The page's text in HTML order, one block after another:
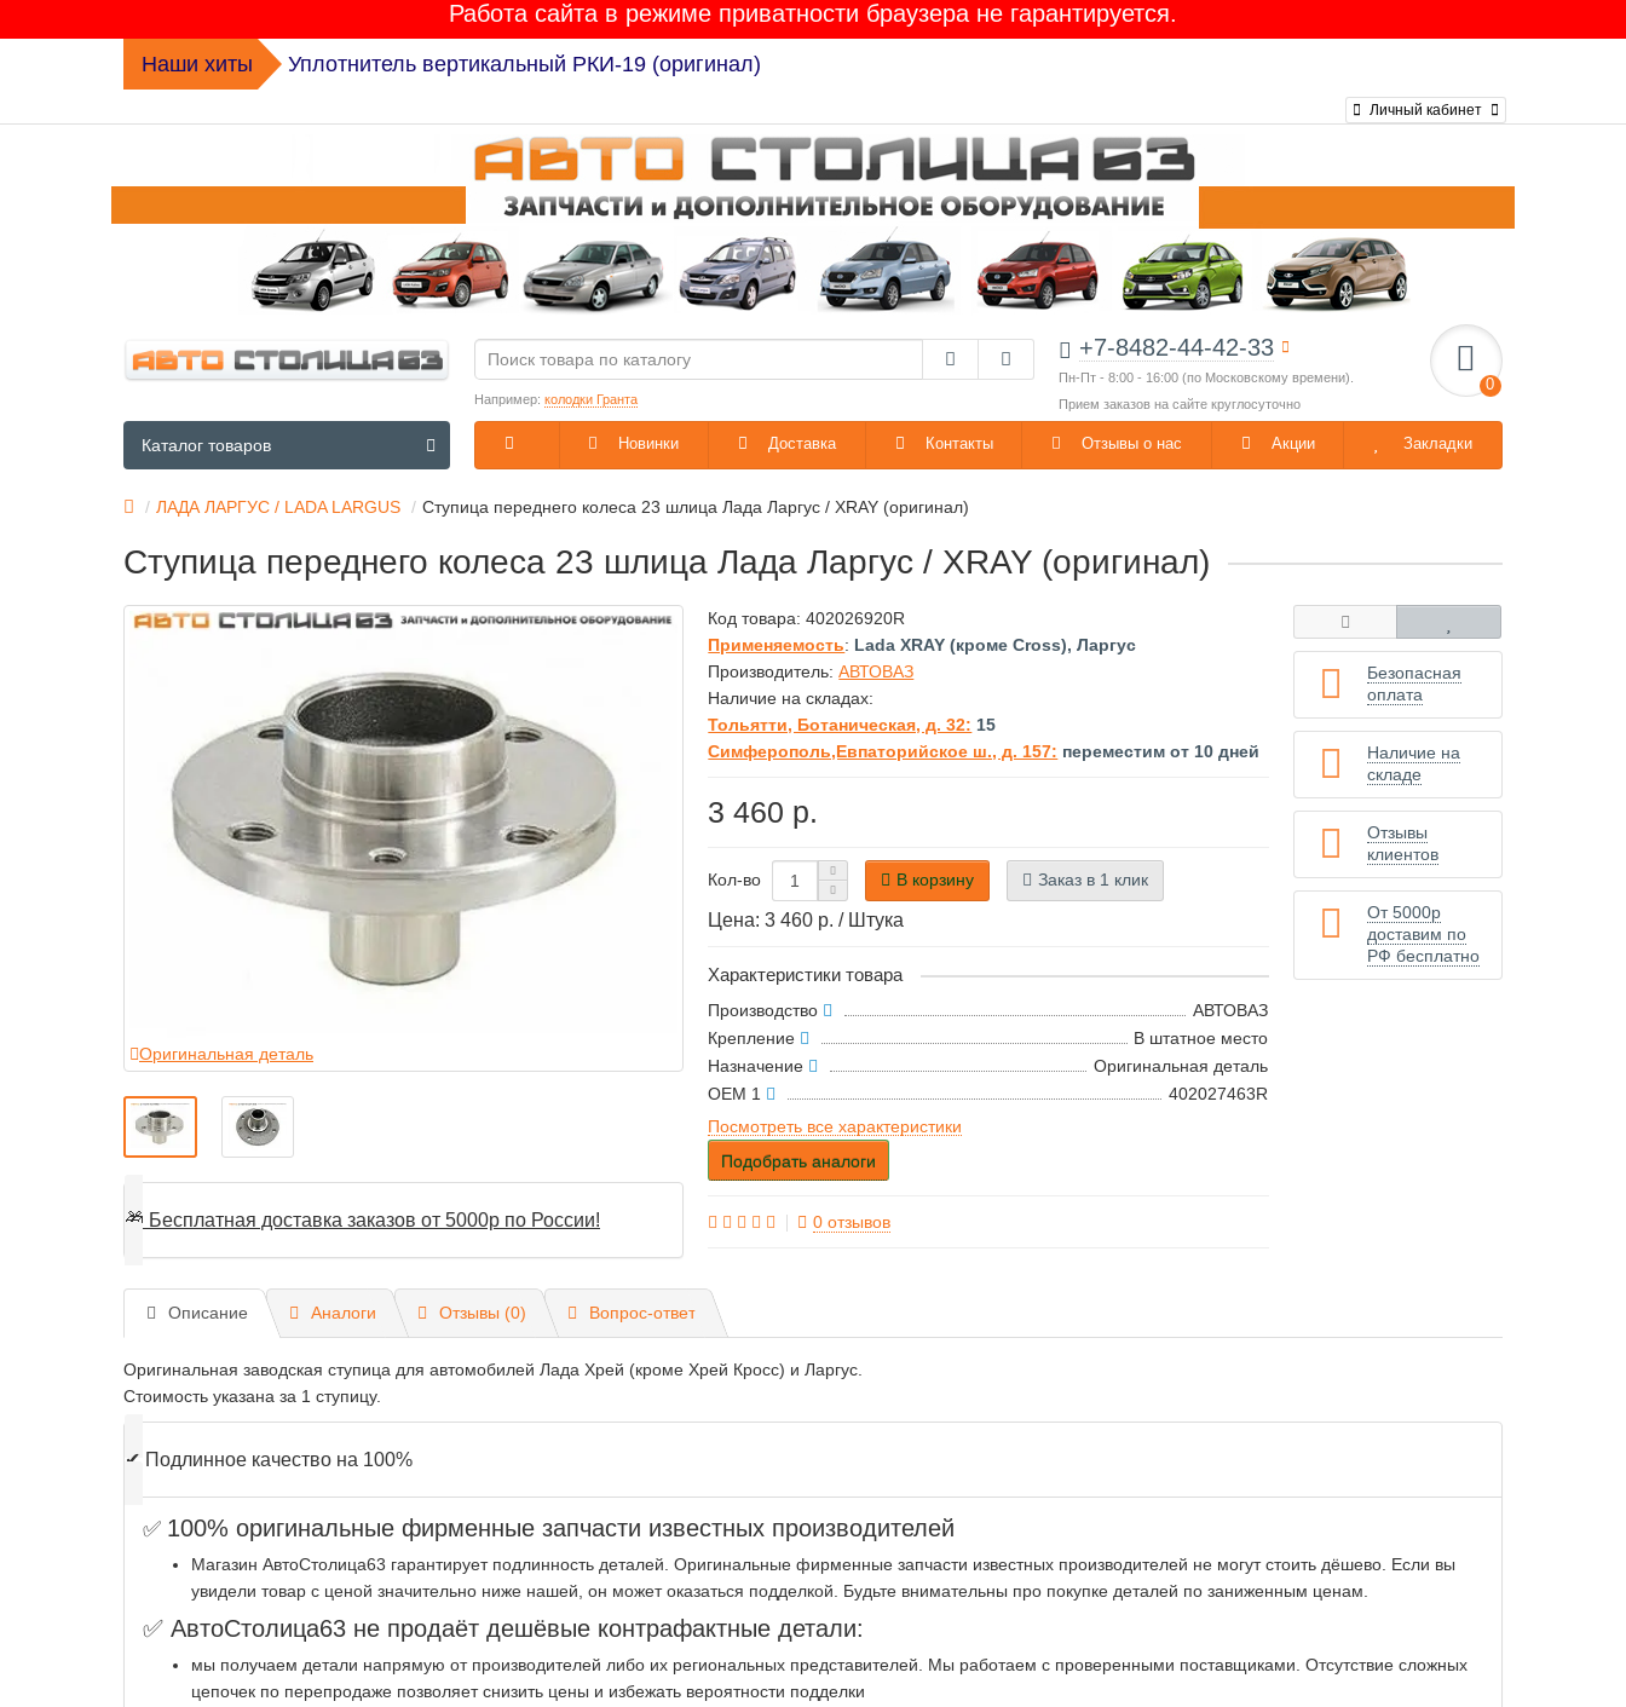
Работа сайта в режиме приватности браузера не гарантируется.
Наши хиты Уплотнитель вертикальный РКИ-19 (оригинал)
Личный кабинет
+7-8482-44-42-33
Пн-Пт - 8:00 - 16:00 (по Московскому времени).
Прием заказов на сайте круглосуточно
0
Например: колодки Гранта
Новинки Доставка Контакты Отзывы о нас Акции Закладки
Каталог товаров
ЛАДА ЛАРГУС / LADA LARGUS Ступица переднего колеса 23 шлица Лада Ларгус / XRAY (оригинал)
Ступица переднего колеса 23 шлица Лада Ларгус / XRAY (оригинал)
Оригинальная деталь
🎁 Бесплатная доставка заказов от 5000р по России!
Код товара:402026920R
Применяемость: Lada XRAY (кроме Cross), Ларгус
Производитель:АВТОВАЗ
Наличие на складах:
Тольятти, Ботаническая, д. 32: 15
Симферополь,Евпаторийское ш., д. 157: переместим от 10 дней
3 460 р.
Кол-во В корзину Заказ в 1 клик
Цена: 3 460 р. / Штука
Характеристики товара
Производство
АВТОВАЗ
Крепление
В штатное место
Назначение
Оригинальная деталь
OEM 1
402027463R
Посмотреть все характеристики
Подобрать аналоги
0 отзывов
Безопасная
оплата
Наличие на
складе
Отзывы
клиентов
От 5000р
доставим по
РФ бесплатно
Описание Аналоги Отзывы (0) Вопрос-ответ
Оригинальная заводская ступица для автомобилей Лада Хрей (кроме Хрей Кросс) и Ларгус.
Стоимость указана за 1 ступицу.
✔ Подлинное качество на 100%
✅ 100% оригинальные фирменные запчасти известных производителей
Магазин АвтоСтолица63 гарантирует подлинность деталей. Оригинальные фирменные запчасти известных производителей не могут стоить дёшево. Если вы
увидели товар с ценой значительно ниже нашей, он может оказаться подделкой. Будьте внимательны про покупке деталей по заниженным ценам.
✅ АвтоСтолица63 не продаёт дешёвые контрафактные детали:
мы получаем детали напрямую от производителей либо их региональных представителей. Мы работаем с проверенными поставщиками. Отсутствие сложных
цепочек по перепродаже позволяет снизить цены и избежать вероятности подделки